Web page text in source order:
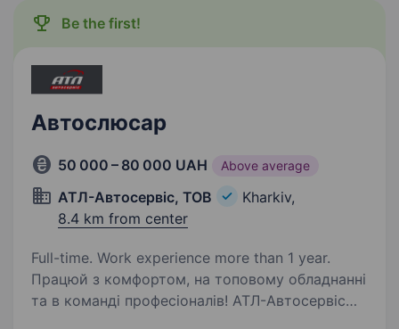
Be the first!
Автослюсар
50 000 – 80 000 UAH Above average
АТЛ-Автосервіс, ТОВ
Kharkiv,
8.4 km from center
Full-time. Work experience more than 1 year.
Працюй з комфортом, на топовому обладнанні
та в команді професіоналів! АТЛ-Автосервіс